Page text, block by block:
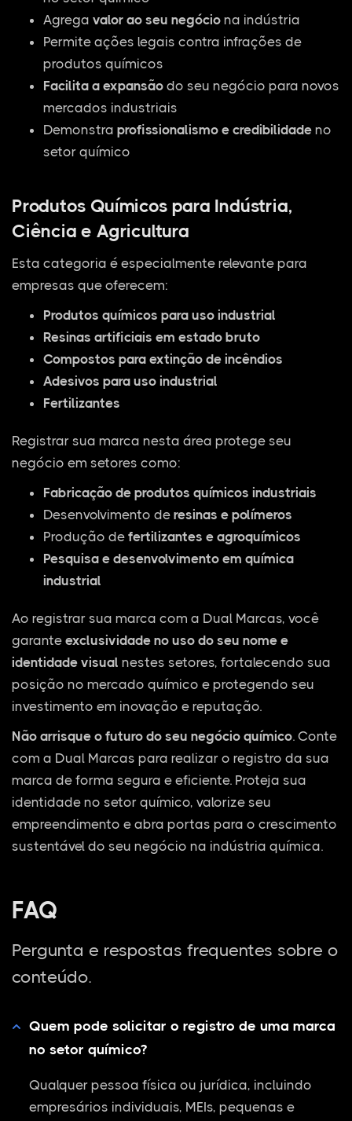
Agrega valor ao seu negócio na indústria
Permite ações legais contra infrações de
produtos químicos
Facilita a expansão do seu negócio para novos
mercados industriais
Demonstra profissionalismo e credibilidade no
setor químico
Produtos Químicos para Indústria,
Ciência e Agricultura
Esta categoria é especialmente relevante para
empresas que oferecem:
Produtos químicos para uso industrial
Resinas artificiais em estado bruto
Compostos para extinção de incêndios
Adesivos para uso industrial
Fertilizantes
Registrar sua marca nesta área protege seu
negócio em setores como:
Fabricação de produtos químicos industriais
Desenvolvimento de resinas e polímeros
Produção de fertilizantes e agroquímicos
Pesquisa e desenvolvimento em química
industrial
Ao registrar sua marca com a Dual Marcas, você
garante exclusividade no uso do seu nome e
identidade visual nestes setores, fortalecendo sua
posição no mercado químico e protegendo seu
investimento em inovação e reputação.
Não arrisque o futuro do seu negócio químico. Conte
com a Dual Marcas para realizar o registro da sua
marca de forma segura e eficiente. Proteja sua
identidade no setor químico, valorize seu
empreendimento e abra portas para o crescimento
sustentável do seu negócio na indústria química.
FAQ
Pergunta e respostas frequentes sobre o
conteúdo.
Quem pode solicitar o registro de uma marca
no setor químico?
Qualquer pessoa física ou jurídica, incluindo
empresários individuais, MEIs, pequenas e